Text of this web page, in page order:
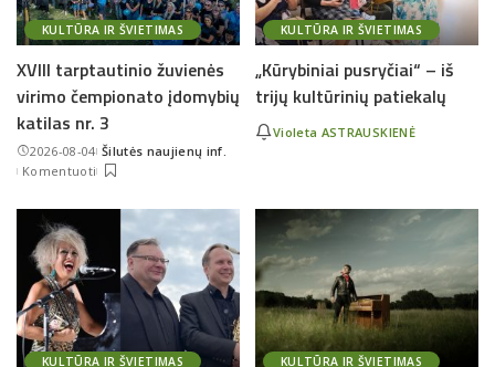
KULTŪRA IR ŠVIETIMAS
XVIII tarptautinio žuvienės
virimo čempionato įdomybių
katilas nr. 3
2026-08-04Posted
by
Šilutės naujienų inf.
Komentuoti
KULTŪRA IR ŠVIETIMAS
„Kūrybiniai pusryčiai“ – iš
trijų kultūrinių patiekalų
Violeta ASTRAUSKIENĖ
KULTŪRA IR ŠVIETIMAS KULTŪRA IR ŠVIETIMAS